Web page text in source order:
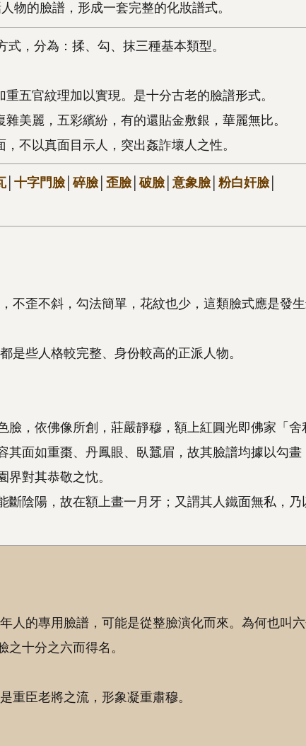
物的臉譜，形成一套完整的化妝譜式。
式，分為：揉、勾、抹三種基本類型。
五官紋理加以實現。是十分古老的臉譜形式。
美麗，五彩繽紛，有的還貼金敷銀，華麗無比。
不以真面目示人，突出姦詐壞人之性。
│ 十字門臉│ 碎臉│ 歪臉│破臉│ 意象臉│ 粉白奸臉│
不歪不斜，勾法簡單，花紋也少，這類臉式應是發生
是些人格較完整、身份較高的正派人物。
臉，依佛像所創，莊嚴靜穆，額上紅圓光即佛家「舍
其面如重棗、丹鳳眼、臥蠶眉，故其臉譜均據以勾
界對其恭敬之忱。
斷陰陽，故在額上畫一月牙；又謂其人鐵面無私，
人的專用臉譜，可能是從整臉演化而來。為何也叫
之十分之六而得名。
重臣老將之流，形象凝重肅穆。